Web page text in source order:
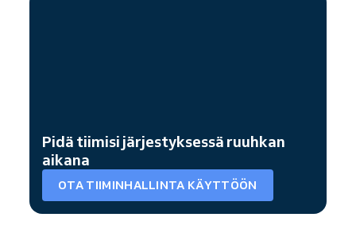
Pidä tiimisi järjestyksessä ruuhkan
aikana
OTA TIIMINHALLINTA KÄYTTÖÖN